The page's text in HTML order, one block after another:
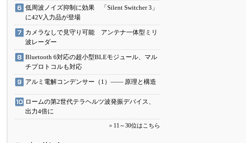
低周波ノイズ抑制に効果 「Silent Switcher 3」
に42V入力品が登場
カメラなしで見守り可能 アンテナ一体型ミリ
波レーダー
Bluetooth 6対応の超小型BLEモジュール、マル
チプロトコルも対応
アルミ電解コンデンサー（1）―― 原理と構造
ロームの第2世代テラヘルツ波発振デバイス、
出力4倍に
» 11～30位はこちら